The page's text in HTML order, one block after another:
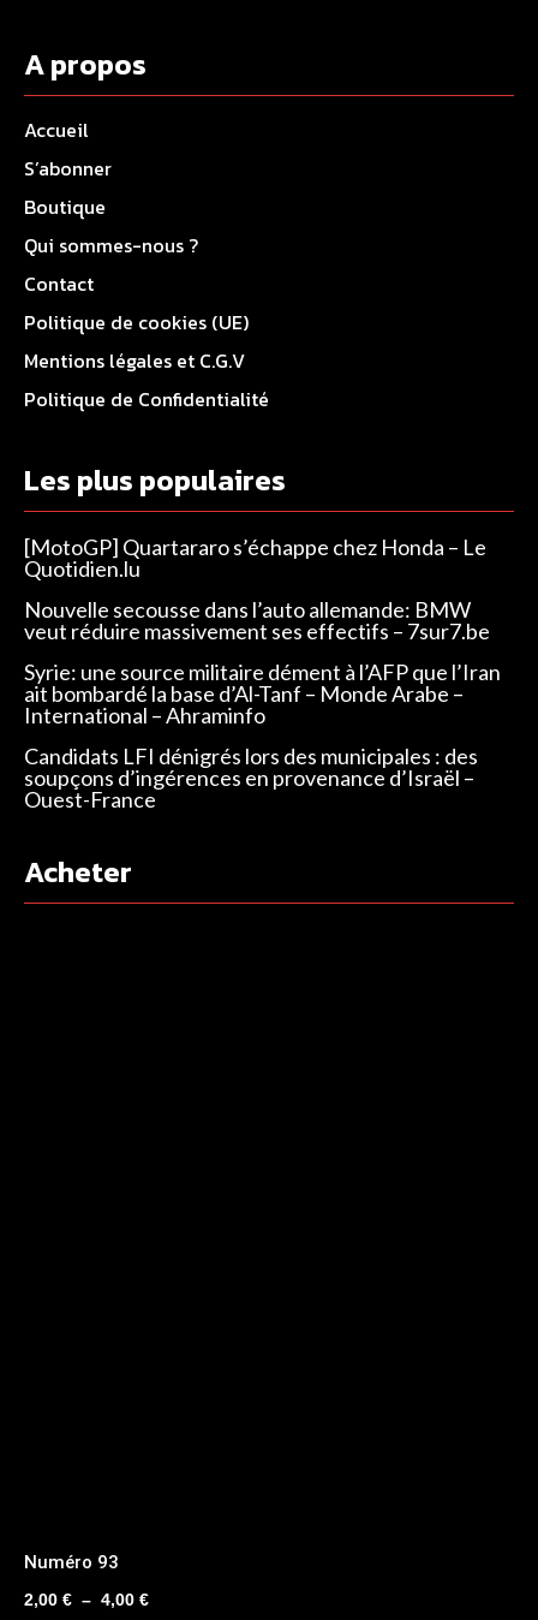
A propos
Accueil
S’abonner
Boutique
Qui sommes-nous ?
Contact
Politique de cookies (UE)
Mentions légales et C.G.V
Politique de Confidentialité
Les plus populaires
[MotoGP] Quartararo s’échappe chez Honda – Le
Quotidien.lu
Nouvelle secousse dans l’auto allemande: BMW
veut réduire massivement ses effectifs – 7sur7.be
Syrie: une source militaire dément à l’AFP que l’Iran
ait bombardé la base d’Al-Tanf – Monde Arabe –
International – Ahraminfo
Candidats LFI dénigrés lors des municipales : des
soupçons d’ingérences en provenance d’Israël –
Ouest-France
Acheter
Numéro 93
2,00 € – 4,00 €Plage